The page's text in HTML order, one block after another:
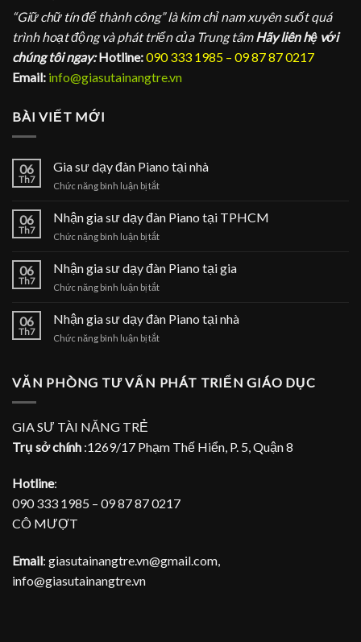
“Giữ chữ tín để thành công” là kim chỉ nam xuyên suốt quá
trình hoạt động và phát triển của Trung tâm Hãy liên hệ với
chúng tôi ngay: Hotline:090 333 1985 – 09 87 87 0217
Email: info@giasutainangtre.vn
BÀI VIẾT MỚI
06
Th7
Gia sư dạy đàn Piano tại nhà
Chức năng bình luận bị tắtở
dạy
đàn
tại
06
Th7
Nhận gia sư dạy đàn Piano tại TPHCM
Chức năng bình luận bị tắtở
gia
sư
dạy
Piano
TPHCM
06
Th7
Nhận gia sư dạy đàn Piano tại gia
Chức năng bình luận bị tắtở
gia
sư
dạy
tại
06
Th7
Nhận gia sư dạy đàn Piano tại nhà
Chức năng bình luận bị tắtở
sư
nhà
VĂN PHÒNG TƯ VẤN PHÁT TRIỂN GIÁO DỤC
GIA SƯ TÀI NĂNG TRẺ
Trụ sở chính :1269/17 Phạm Thế Hiển, P. 5, Quận 8
Hotline:
090 333 1985 – 09 87 87 0217
CÔ MƯỢT
Email: giasutainangtre.vn@gmail.com,
info@giasutainangtre.vn